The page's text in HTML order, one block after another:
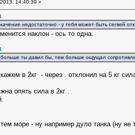
14:40:39 »
недостаточно - у тебя может быть сегвей
наклон - ось то одна.
ты давил бы, тем больше ощущал
в 2кг - через . отклонил на 5 кг
опять сила в 2кг .
море - ну например дуло танка (ну не